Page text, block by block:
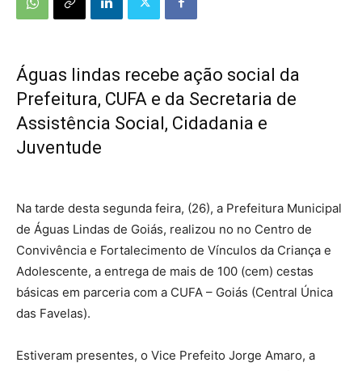
Águas lindas recebe ação social da
Prefeitura, CUFA e da Secretaria de
Assistência Social, Cidadania e
Juventude
Na tarde desta segunda feira, (26), a Prefeitura Municipal
de Águas Lindas de Goiás, realizou no no Centro de
Convivência e Fortalecimento de Vínculos da Criança e
Adolescente, a entrega de mais de 100 (cem) cestas
básicas em parceria com a CUFA – Goiás (Central Única
das Favelas).
Estiveram presentes, o Vice Prefeito Jorge Amaro, a